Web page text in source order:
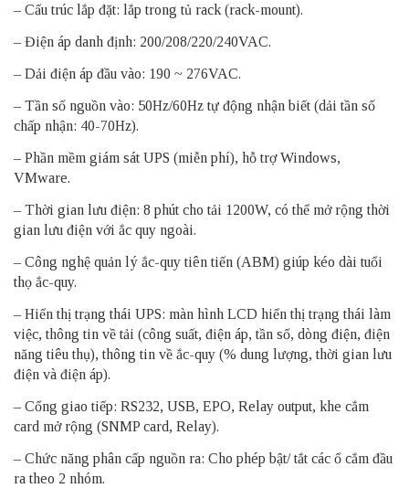
– Cấu trúc lắp đặt: lắp trong tủ rack (rack-mount).
– Điện áp danh định: 200/208/220/240VAC.
– Dải điện áp đầu vào: 190 ~ 276VAC.
– Tần số nguồn vào: 50Hz/60Hz tự động nhận biết (dải tần số
chấp nhận: 40-70Hz).
– Phần mềm giám sát UPS (miễn phí), hỗ trợ Windows,
VMware.
– Thời gian lưu điện: 8 phút cho tải 1200W, có thể mở rộng thời
gian lưu điện với ắc quy ngoài.
– Công nghệ quản lý ắc-quy tiên tiến (ABM) giúp kéo dài tuổi
thọ ắc-quy.
– Hiển thị trạng thái UPS: màn hình LCD hiển thị trạng thái làm
việc, thông tin về tải (công suất, điện áp, tần số, dòng điện, điện
năng tiêu thụ), thông tin về ắc-quy (% dung lượng, thời gian lưu
điện và điện áp).
– Cổng giao tiếp: RS232, USB, EPO, Relay output, khe cắm
card mở rộng (SNMP card, Relay).
– Chức năng phân cấp nguồn ra: Cho phép bật/ tắt các ổ cắm đầu
ra theo 2 nhóm.